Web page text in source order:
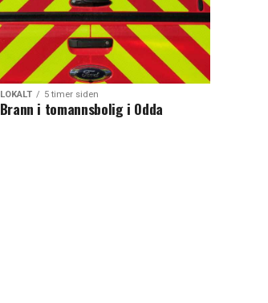
LOKALT 5 timer siden
Brann i tomannsbolig i Odda